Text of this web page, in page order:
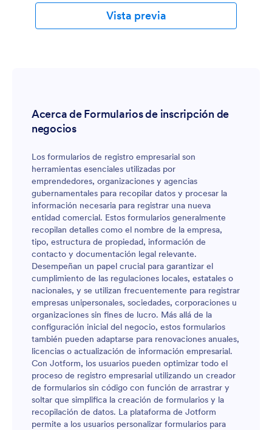
Vista previa
Acerca de Formularios de inscripción de
negocios
Los formularios de registro empresarial son
herramientas esenciales utilizadas por
emprendedores, organizaciones y agencias
gubernamentales para recopilar datos y procesar la
información necesaria para registrar una nueva
entidad comercial. Estos formularios generalmente
recopilan detalles como el nombre de la empresa,
tipo, estructura de propiedad, información de
contacto y documentación legal relevante.
Desempeñan un papel crucial para garantizar el
cumplimiento de las regulaciones locales, estatales o
nacionales, y se utilizan frecuentemente para registrar
empresas unipersonales, sociedades, corporaciones u
organizaciones sin fines de lucro. Más allá de la
configuración inicial del negocio, estos formularios
también pueden adaptarse para renovaciones anuales,
licencias o actualización de información empresarial.
Con Jotform, los usuarios pueden optimizar todo el
proceso de registro empresarial utilizando un creador
de formularios sin código con función de arrastrar y
soltar que simplifica la creación de formularios y la
recopilación de datos. La plataforma de Jotform
permite a los usuarios personalizar formularios para